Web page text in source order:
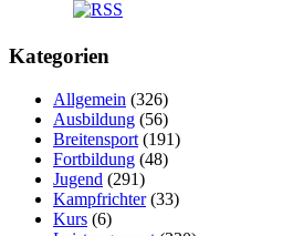
Kategorien
Allgemein (326)
Ausbildung (56)
Breitensport (191)
Fortbildung (48)
Jugend (291)
Kampfrichter(33)
Kurs (6)